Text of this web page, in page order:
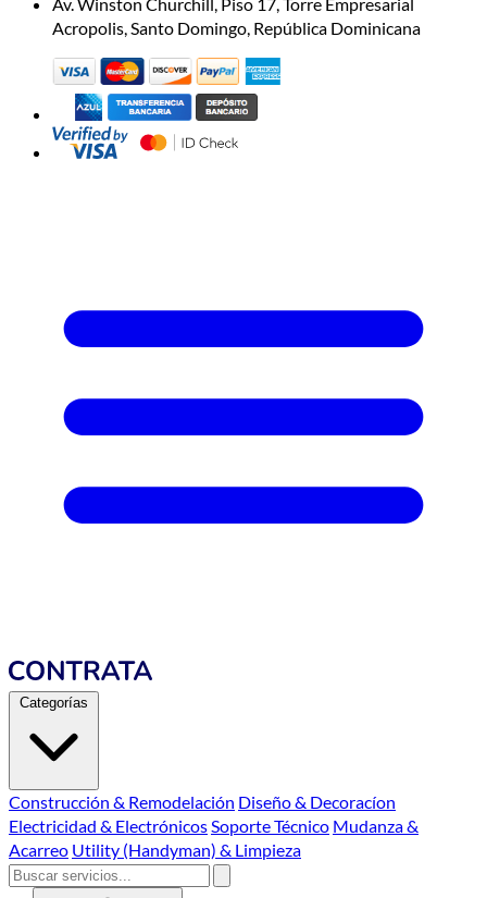
Acropolis, Santo Domingo, República Dominicana
Categorías
Construcción & Remodelación Diseño & Decoracíon
Electricidad & ElectrónicosSoporte Técnico Mudanza &
Acarreo Utility (Handyman) & Limpieza